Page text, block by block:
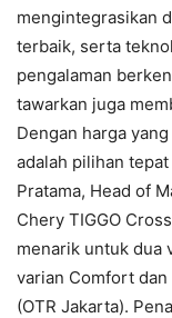
mengintegrasikan
terbaik, serta
pengalaman
tawarkan juga
Dengan harga
adalah pilihan
Pratama, Head of
Chery TIGGO
menarik untuk dua
varian Comfort
(OTR Jakarta).